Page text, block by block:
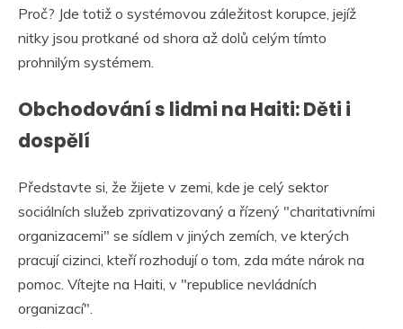
Proč? Jde totiž o systémovou záležitost korupce, jejíž
nitky jsou protkané od shora až dolů celým tímto
prohnilým systémem.
Obchodování s lidmi na Haiti: Děti i
dospělí
Představte si, že žijete v zemi, kde je celý sektor
sociálních služeb zprivatizovaný a řízený "charitativními
organizacemi" se sídlem v jiných zemích, ve kterých
pracují cizinci, kteří rozhodují o tom, zda máte nárok na
pomoc. Vítejte na Haiti, v "republice nevládních
organizací".